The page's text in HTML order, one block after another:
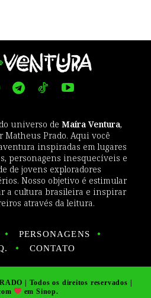
universo de Maíra Ventura,
Matheus Prado. Aqui você
inspiradas em lugares
personagens inesquecíveis e
de jovens exploradores
Nosso objetivo é estimular
a cultura brasileira e inspirar
através da leitura.
PERSONAGENS
CONTATO
| Todos os direitos reservados |
em Sinop.